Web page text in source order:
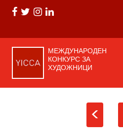
МЕЖДУНАРОДЕН
КОНКУРС ЗА
ХУДОЖНИЦИ
<